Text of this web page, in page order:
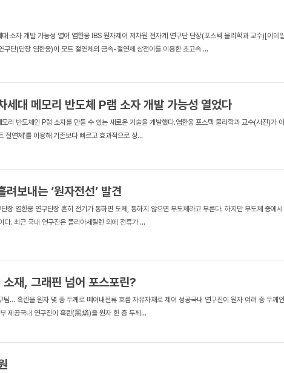
소자 개발 가능성 열어 염한웅 IBS 원자제어 저차원 전자계 연구단 단장(포스텍 물리학과 교수)[이데
구단(단장 염한웅)이 모트 절연체의 금속-절연체 상전이를 이용한 초고속 ...
세대 메모리 반도체 P램 소자 개발 가능성 열었다
리 반도체인 P램 소자를 만들 수 있는 새로운 기술을 개발했다.염한웅 포스텍 물리학과 교수(사진)가
절연체’를 이용해 기존보다 빠르고 효과적으로 상...
려보내는 ‘원자전선’ 발견
장 염한웅 연구단장 흔히 전기가 통하면 도체, 통하지 않으면 부도체라고 부른다. 하지만 부도체 중에
다. 최근 국내 연구진은 폴리아세틸렌 외에 전류가 ...
재, 그래핀 넘어 포스포린?
… 흑린을 원자 몇 층 두께로 떼어내전류 흐름 자유자재로 제어 성공국내 연구진이 원자 여러 층 두께
제공국내 연구진이 흑린(黑燐)을 원자 한 층 두께...